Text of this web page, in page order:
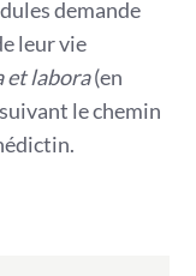
demande
leur vie
et labora(en
le chemin